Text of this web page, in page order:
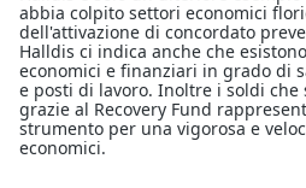
abbia colpito settori economici
dell'attivazione di concordato
Halldis ci indica anche che
economici e finanziari in grado di
e posti di lavoro. Inoltre i soldi che
grazie al Recovery Fund
strumento per una vigorosa e
economici.